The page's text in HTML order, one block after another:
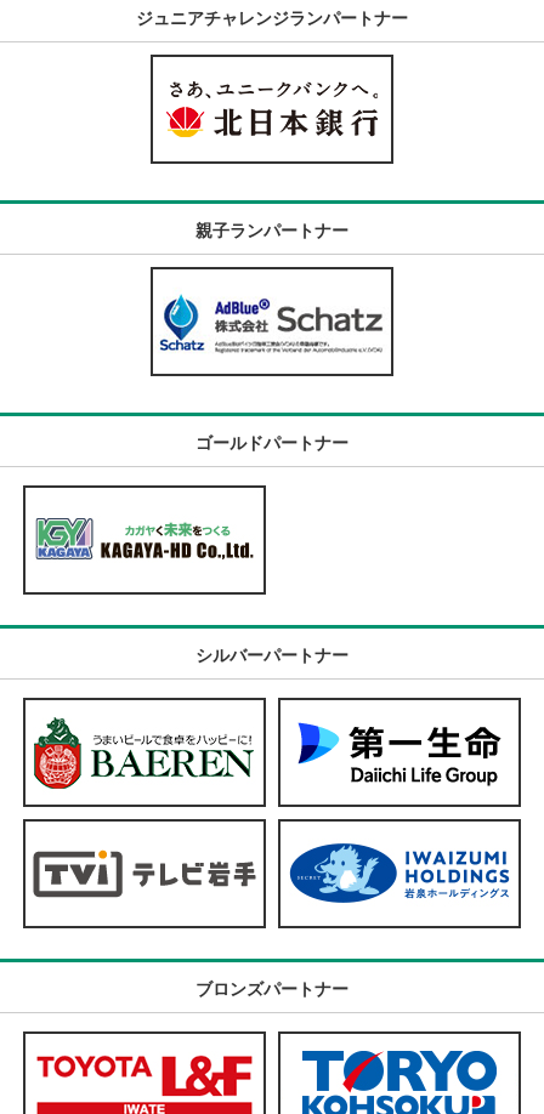
ジュニアチャレンジランパートナー
親子ランパートナー
ゴールドパートナー
シルバーパートナー
ブロンズパートナー